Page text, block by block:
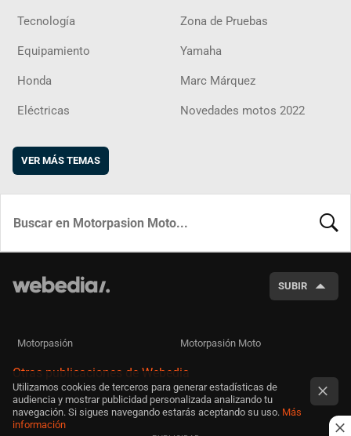
Tecnología Zona de Pruebas
Equipamiento Yamaha
Honda Marc Márquez
Eléctricas Novedades motos 2022
VER MÁS TEMAS
SUBIR
Motorpasión Motorpasión Moto
Otras publicaciones de Webedia
Utilizamos cookies de terceros para generar estadísticas de
audiencia y mostrar publicidad personalizada analizando tu
navegación. Si sigues navegando estarás aceptando su uso. Más
información